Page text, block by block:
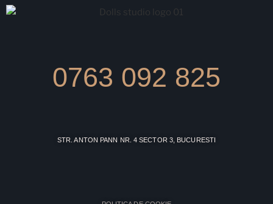
0763 092 825
STR. ANTON PANN NR. 4 SECTOR 3, BUCURESTI